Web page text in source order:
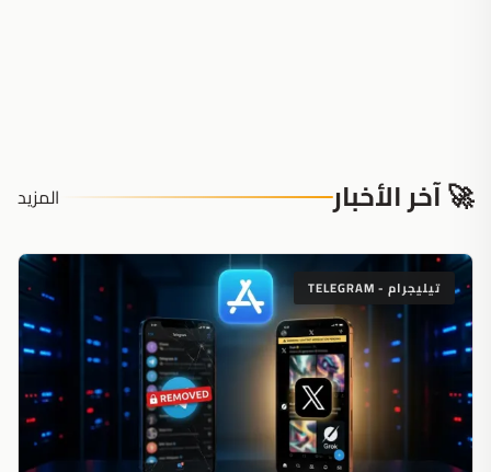
🚀 آخر الأخبار المزيد
تيليجرام - TELEGRAM